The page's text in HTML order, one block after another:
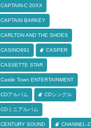
CAPTAIN-C 20XX
CAPTAIN BARKEY
CARLTON AND THE SHOES
CASINO891 CASPER
CASSETTE STAR
Castle Town ENTERTAINMENT
CDアルバム CDシングル
CDミニアルバム
CENTURY SOUND CHANNEL-Z